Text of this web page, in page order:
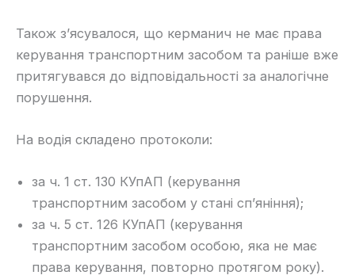
Також з’ясувалося, що керманич не має права
керування транспортним засобом та раніше вже
притягувався до відповідальності за аналогічне
порушення.
На водія складено протоколи:
за ч. 1 ст. 130 КУпАП (керування
транспортним засобом у стані сп’яніння);
за ч. 5 ст. 126 КУпАП (керування
транспортним засобом особою, яка не має
права керування, повторно протягом року).